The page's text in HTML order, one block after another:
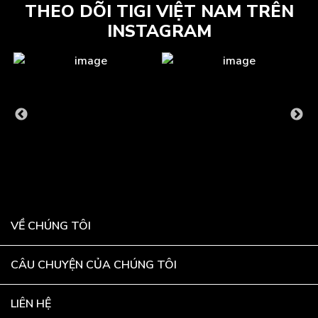
THEO DÕI TIGI VIỆT NAM TRÊN
INSTAGRAM
VỀ CHÚNG TÔI
CÂU CHUYỆN CỦA CHÚNG TÔI
LIÊN HỆ